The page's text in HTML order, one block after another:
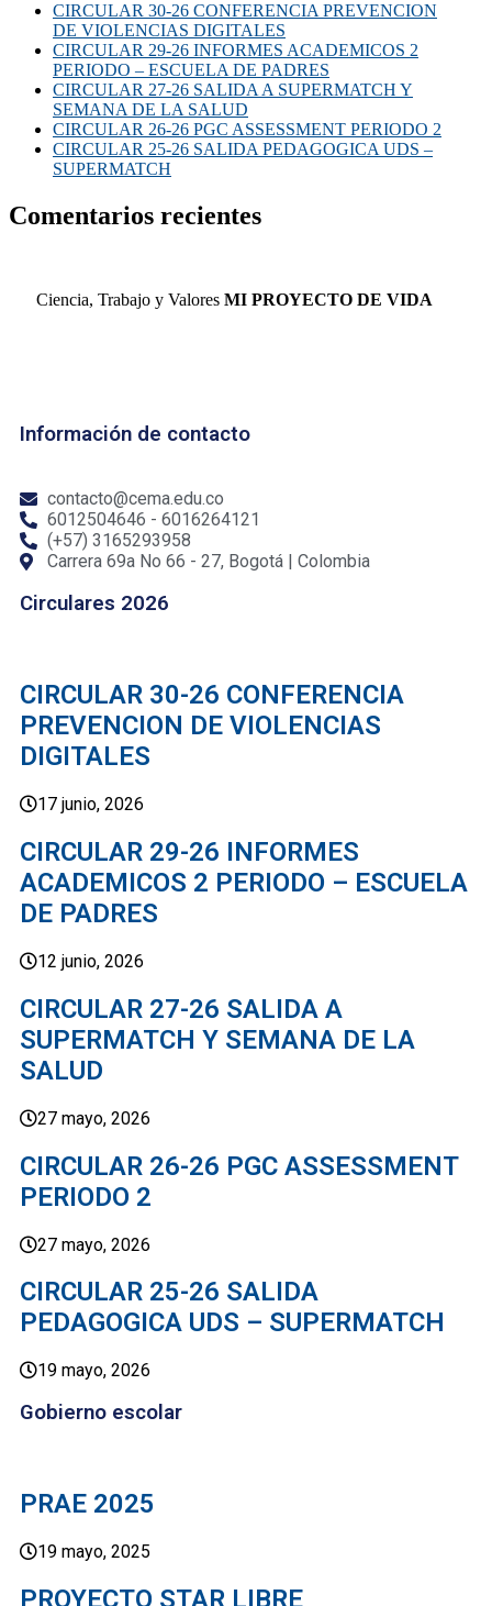
CIRCULAR 30-26 CONFERENCIA PREVENCION
DE VIOLENCIAS DIGITALES
CIRCULAR 29-26 INFORMES ACADEMICOS 2
PERIODO – ESCUELA DE PADRES
CIRCULAR 27-26 SALIDA A SUPERMATCH Y
SEMANA DE LA SALUD
CIRCULAR 26-26 PGC ASSESSMENT PERIODO 2
CIRCULAR 25-26 SALIDA PEDAGOGICA UDS –
SUPERMATCH
Comentarios recientes
Ciencia, Trabajo y Valores MI PROYECTO DE VIDA
Información de contacto
contacto@cema.edu.co
6012504646 - 6016264121
(+57) 3165293958
Carrera 69a No 66 - 27, Bogotá | Colombia
Circulares 2026
CIRCULAR 30-26 CONFERENCIA
PREVENCION DE VIOLENCIAS
DIGITALES
17 junio, 2026
CIRCULAR 29-26 INFORMES
ACADEMICOS 2 PERIODO – ESCUELA
DE PADRES
12 junio, 2026
CIRCULAR 27-26 SALIDA A
SUPERMATCH Y SEMANA DE LA
SALUD
27 mayo, 2026
CIRCULAR 26-26 PGC ASSESSMENT
PERIODO 2
27 mayo, 2026
CIRCULAR 25-26 SALIDA
PEDAGOGICA UDS – SUPERMATCH
19 mayo, 2026
Gobierno escolar
PRAE 2025
19 mayo, 2025
PROYECTO STAR LIBRE